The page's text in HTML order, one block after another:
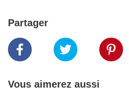
Partager
Vous aimerez aussi